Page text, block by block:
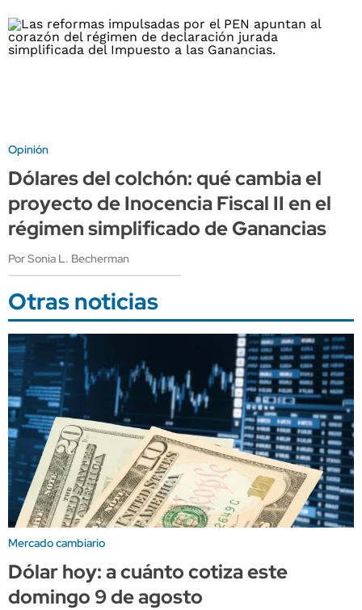
Opinión
Dólares del colchón: qué cambia el
proyecto de Inocencia Fiscal II en el
régimen simplificado de Ganancias
Por Sonia L. Becherman
Otras noticias
Mercado cambiario
Dólar hoy: a cuánto cotiza este
domingo 9 de agosto